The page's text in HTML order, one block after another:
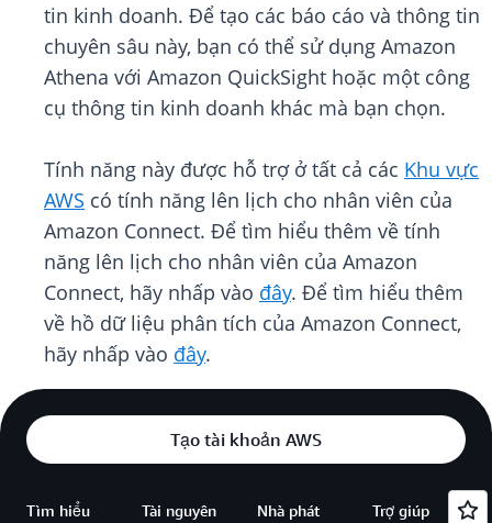
tin kinh doanh. Để tạo các báo cáo và thông tin
chuyên sâu này, bạn có thể sử dụng Amazon
Athena với Amazon QuickSight hoặc một công
cụ thông tin kinh doanh khác mà bạn chọn.
Tính năng này được hỗ trợ ở tất cả các Khu vực
AWS có tính năng lên lịch cho nhân viên của
Amazon Connect. Để tìm hiểu thêm về tính
năng lên lịch cho nhân viên của Amazon
Connect, hãy nhấp vào đây. Để tìm hiểu thêm
về hồ dữ liệu phân tích của Amazon Connect,
hãy nhấp vào đây.
Tạo tài khoản AWS
Tìm hiểu Tài nguyên
Nhà phát
Trợ giúp